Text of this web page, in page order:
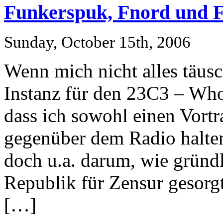
Funkerspuk, Fnord und
Sunday, October 15th, 2006
Wenn mich nicht alles
Instanz für den 23C3 –
dass ich sowohl einen
gegenüber dem Radio
doch u.a. darum, wie
Republik für Zensur
[…]